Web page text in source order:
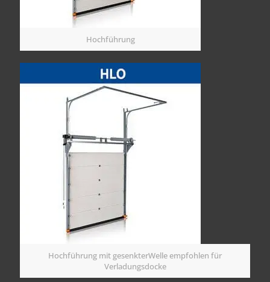
Hochführung
Hochführung mit gesenkterWelle empfohlen für
Verladungsdocke